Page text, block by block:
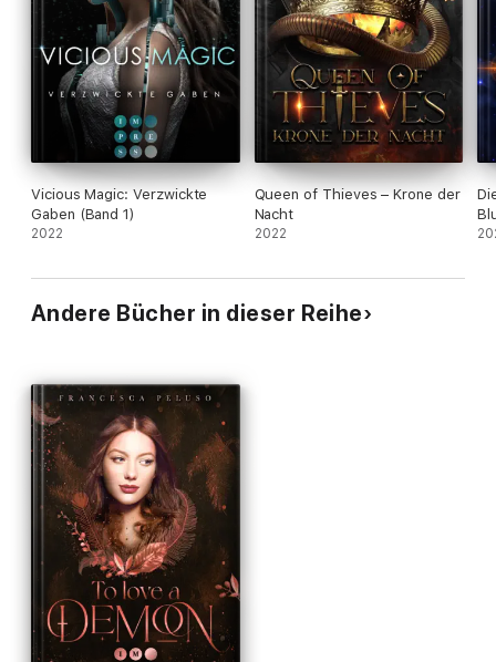
Vicious Magic: Verzwickte
Gaben (Band 1)
2022
Queen of Thieves – Krone der
Nacht
2022
Andere Bücher in dieser Reihe